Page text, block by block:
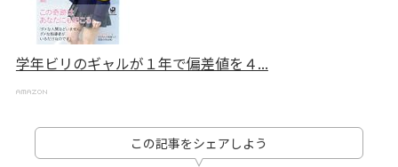
学年ビリのギャルが１年で偏差値を４...
この記事をシェアしよう